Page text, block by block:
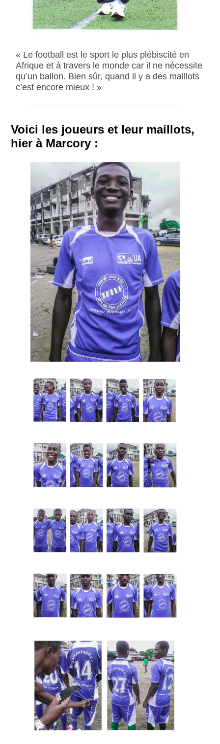
« Le football est le sport le plus plébiscité en
Afrique et à travers le monde car il ne nécessite
qu’un ballon. Bien sûr, quand il y a des maillots
c’est encore mieux ! »
Voici les joueurs et leur maillots,
hier à Marcory :